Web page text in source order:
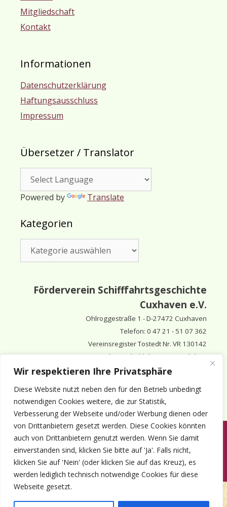
Wir respektieren Ihre Privatsphäre
Diese Website nutzt neben den für den Betrieb unbedingt
notwendigen Cookies weitere, die zur Statistik,
Verbesserung der Webseite und/oder Werbung dienen oder
von Drittanbietern gesetzt werden. Diese Cookies könnten
auch von Drittanbietern genutzt werden. Wenn Sie damit
einverstanden sind, klicken Sie bitte auf 'Ja'. Falls nicht,
klicken Sie auf 'Nein' (oder klicken Sie auf das Kreuz), es
werden lediglich technisch notwendige Cookies für diese
Webseite gesetzt.
Mitgliedschaft
Kontakt
Informationen
Datenschutzerklärung
Haftungsausschluss
Impressum
Übersetzer / Translator
Powered by Translate
Kategorien
Förderverein Schifffahrtsgeschichte
Cuxhaven e.V.
Ohlroggestraße 1 - D-27472 Cuxhaven
Telefon: 0 47 21 - 51 07 362
Vereinsregister Tostedt Nr. VR 130142
Vorsitzender & inhaltlich Verantwortlicher:
Horst Huthsfeldt
Stellv. Vorsitzender: Eberhard Hewicker
Anmelden Aktuelles Termine Mitgliedschaft
Kontakt
© 1980-2026 Förderverein Schifffahrtsgeschichte Cuxhaven e.V. · ©
2022-2026 made and supported by Intercura